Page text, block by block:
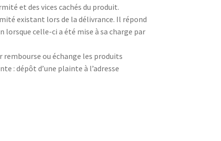
et des vices cachés du produit.
existant lors de la délivrance. Il répond
celle-ci a été mise à sa charge par
rembourse ou échange les produits
: dépôt d’une plainte à l’adresse